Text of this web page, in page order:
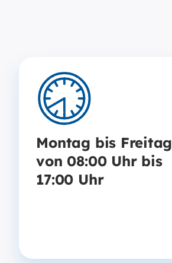
Montag bis Freitag
von 08:00 Uhr bis
17:00 Uhr